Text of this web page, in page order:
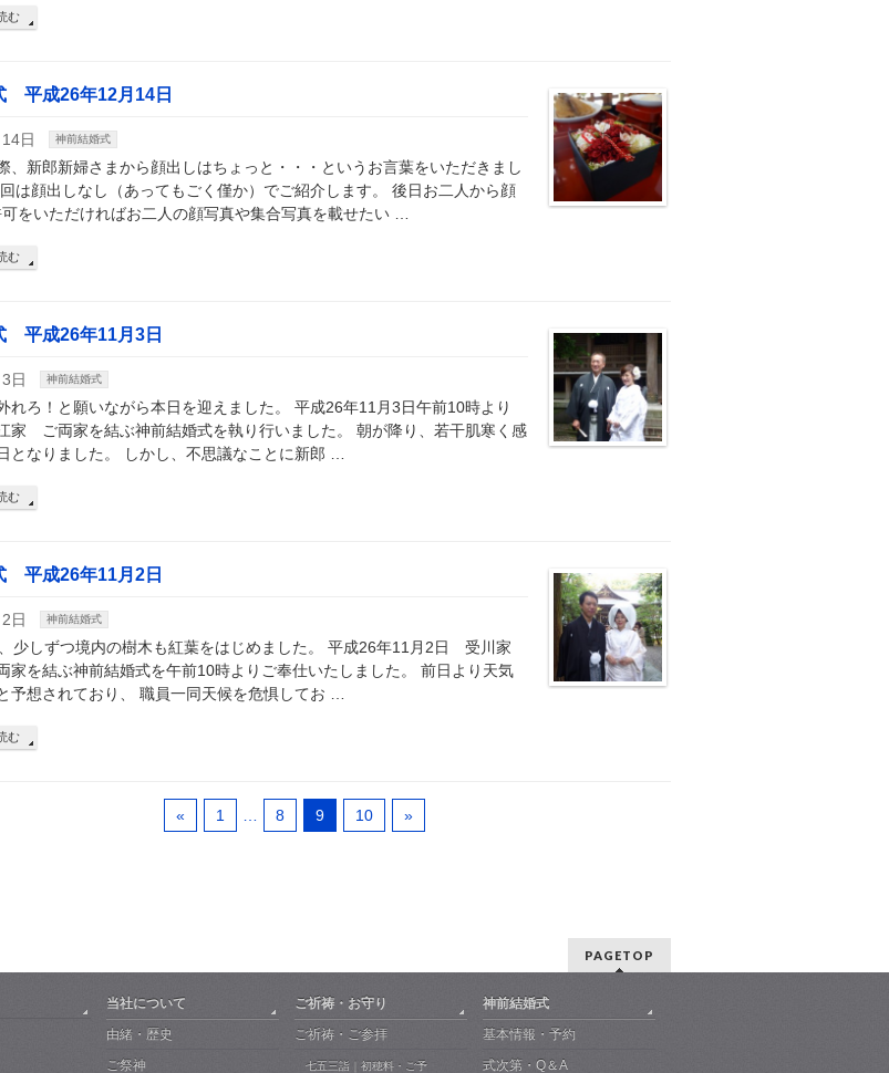
む
平成26年12月14日
日 神前結婚式
、新郎新婦さまから顔出しはちょっと・・・というお言葉をいただきまし
は顔出しなし（あってもごく僅か）でご紹介します。 後日お二人から顔
をいただければお二人の顔写真や集合写真を載せたい …
む
平成26年11月3日
日 神前結婚式
れろ！と願いながら本日を迎えました。 平成26年11月3日午前10時より
ご両家を結ぶ神前結婚式を執り行いました。 朝が降り、若干肌寒く感
となりました。 しかし、不思議なことに新郎 …
む
平成26年11月2日
日 神前結婚式
少しずつ境内の樹木も紅葉をはじめました。 平成26年11月2日 受川家
を結ぶ神前結婚式を午前10時よりご奉仕いたしました。 前日より天気
予想されており、 職員一同天候を危惧してお …
む
« 1 8 9 10 »
PAGETOP
当社について
由緒・歴史
ご祭神
ご祈祷・お守り
ご祈祷・ご参拝
七五三詣｜初穂料・ご予
神前結婚式
基本情報・予約
式次第・Q＆A